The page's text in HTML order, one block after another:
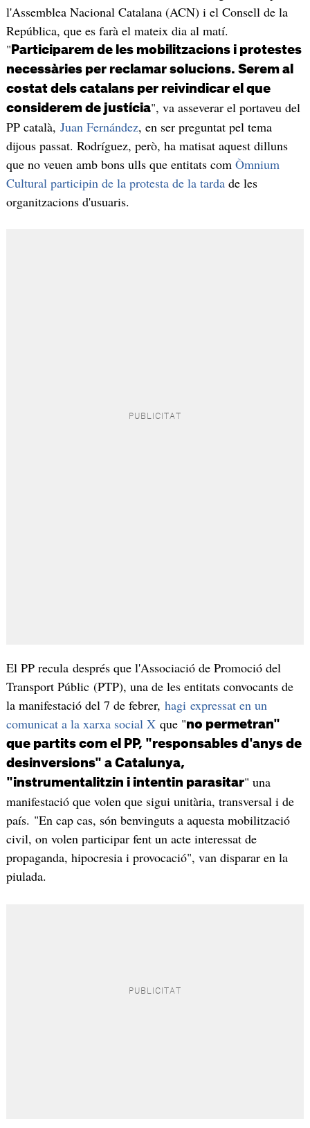
l'Assemblea Nacional Catalana (ACN) i el Consell de la
República, que es farà el mateix dia al matí.
" Participarem de les mobilitzacions i protestes
necessàries per reclamar solucions. Serem al
costat dels catalans per reivindicar el que
considerem de justícia", va asseverar el portaveu del
PP català, Juan Fernández, en ser preguntat pel tema
dijous passat. Rodríguez, però, ha matisat aquest dilluns
que no veuen amb bons ulls que entitats com Òmnium
Cultural participin de la protesta de la tardade les
organitzacions d'usuaris.
El PP recula després que l'Associació de Promoció del
Transport Públic (PTP), una de les entitats convocants de
la manifestació del 7 de febrer, hagi expressat en un
comunicat a la xarxa social Xque "no permetran"
que partits com el PP, "responsables d'anys de
desinversions" a Catalunya,
"instrumentalitzin i intentin parasitar" una
manifestació que volen que sigui unitària, transversal i de
país. "En cap cas, són benvinguts a aquesta mobilització
civil, on volen participar fent un acte interessat de
propaganda, hipocresia i provocació", van disparar en la
piulada.